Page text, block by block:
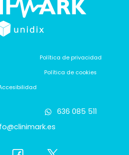
Política de privacidad
Política de cookies
636 085 511